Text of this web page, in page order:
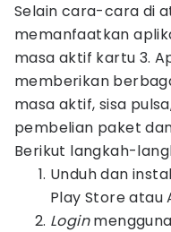
Selain cara-cara di
memanfaatkan
masa aktif kartu 3.
memberikan
masa aktif, sisa
pembelian paket
Berikut langkah-
Unduh dan
Play Store atau
Login